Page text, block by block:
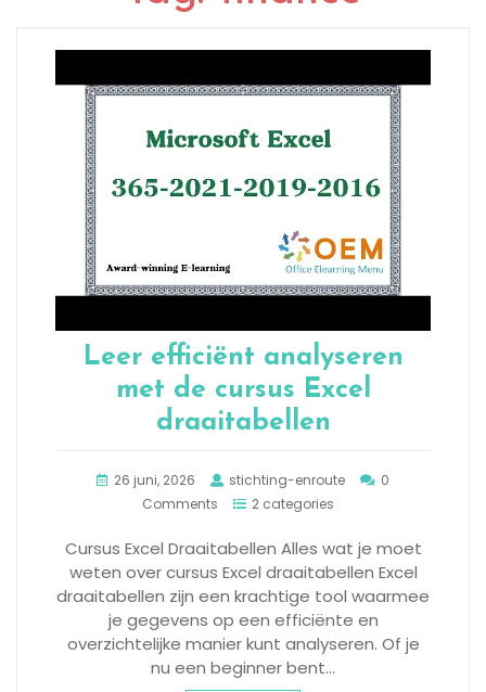
Leer efficiënt analyseren
met de cursus Excel
draaitabellen
26 juni, 2026 stichting-enroute
0
Comments
2 categories
Cursus Excel Draaitabellen Alles wat je moet
weten over cursus Excel draaitabellen Excel
draaitabellen zijn een krachtige tool waarmee
je gegevens op een efficiënte en
overzichtelijke manier kunt analyseren. Of je
nu een beginner bent…